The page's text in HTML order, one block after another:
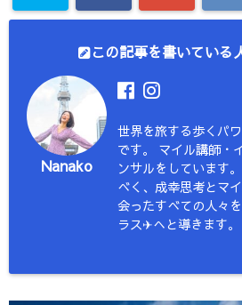
この記事を書いている
Nanako
世界を旅する歩くパ
です。 マイル講師・
ンサルをしています
べく、成幸思考とマ
会ったすべての人々
ラス✈︎へと導きます。